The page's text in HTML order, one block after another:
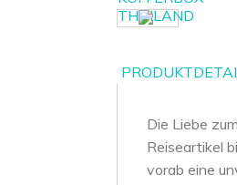
Die Liebe
Reiseartikel
vorab eine